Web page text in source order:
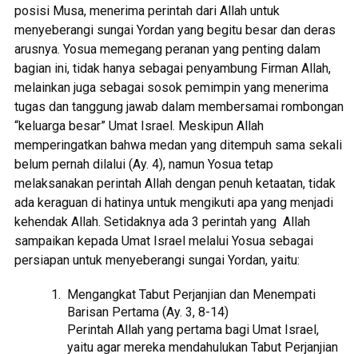
posisi Musa, menerima perintah dari Allah untuk
menyeberangi sungai Yordan yang begitu besar dan deras
arusnya. Yosua memegang peranan yang penting dalam
bagian ini, tidak hanya sebagai penyambung Firman Allah,
melainkan juga sebagai sosok pemimpin yang menerima
tugas dan tanggung jawab dalam membersamai rombongan
“keluarga besar” Umat Israel. Meskipun Allah
memperingatkan bahwa medan yang ditempuh sama sekali
belum pernah dilalui (Ay. 4), namun Yosua tetap
melaksanakan perintah Allah dengan penuh ketaatan, tidak
ada keraguan di hatinya untuk mengikuti apa yang menjadi
kehendak Allah. Setidaknya ada 3 perintah yang Allah
sampaikan kepada Umat Israel melalui Yosua sebagai
persiapan untuk menyeberangi sungai Yordan, yaitu:
Mengangkat Tabut Perjanjian dan Menempati
Barisan Pertama (Ay. 3, 8-14)
Perintah Allah yang pertama bagi Umat Israel,
yaitu agar mereka mendahulukan Tabut Perjanjian